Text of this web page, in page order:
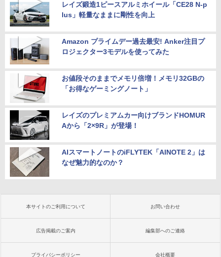
レイズ鍛造1ピースアルミホイール「CE28 N-p
lus」軽量なままに剛性を向上
Amazon プライムデー過去最安! Anker注目プ
ロジェクター3モデルを使ってみた
お値段そのままでメモリ倍増！メモリ32GBの
「お得なゲーミングノート」
レイズのプレミアムカー向けブランドHOMUR
Aから「2×9R」が登場！
AIスマートノートのiFLYTEK「AINOTE 2」は
なぜ魅力的なのか？
本サイトのご利用について お問い合わせ
広告掲載のご案内 編集部へのご連絡
プライバシーポリシー 会社概要